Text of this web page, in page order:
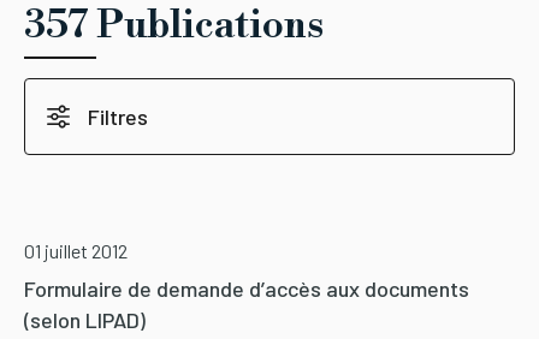
CAROUGE SE CONSTRUIT
357 Publications
Filtres
Formulaire de demande d’accès aux documents
(selon LIPAD)
01 juillet 2012